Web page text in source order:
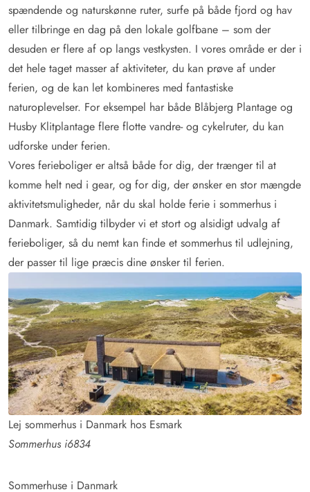
spændende og naturskønne ruter, surfe på både fjord og hav
eller tilbringe en dag på den lokale golfbane – som der
desuden er flere af op langs vestkysten. I vores område er der i
det hele taget masser af aktiviteter, du kan prøve af under
ferien, og de kan let kombineres med fantastiske
naturoplevelser. For eksempel har både Blåbjerg Plantage og
Husby Klitplantage flere flotte vandre- og cykelruter, du kan
udforske under ferien.
Vores ferieboliger er altså både for dig, der trænger til at
komme helt ned i gear, og for dig, der ønsker en stor mængde
aktivitetsmuligheder, når du skal holde ferie i sommerhus i
Danmark. Samtidig tilbyder vi et stort og alsidigt udvalg af
ferieboliger, så du nemt kan finde et sommerhus til udlejning,
der passer til lige præcis dine ønsker til ferien.
Lej sommerhus i Danmark hos Esmark
Sommerhus i6834
Sommerhuse i Danmark